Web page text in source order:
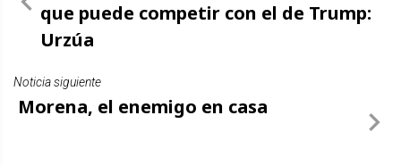
que puede competir con el de Trump:
Urzúa
Noticia siguiente
Morena, el enemigo en casa